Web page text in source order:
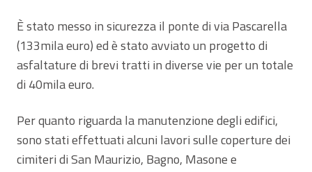
È stato messo in sicurezza il ponte di via Pascarella
(133mila euro) ed è stato avviato un progetto di
asfaltature di brevi tratti in diverse vie per un totale
di 40mila euro.
Per quanto riguarda la manutenzione degli edifici,
sono stati effettuati alcuni lavori sulle coperture dei
cimiteri di San Maurizio, Bagno, Masone e